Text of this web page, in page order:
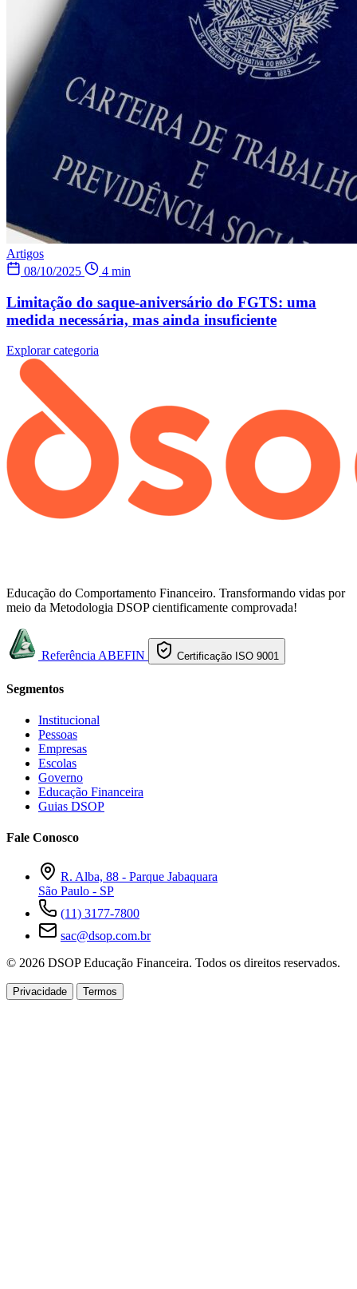
Artigos
08/10/2025
4 min
Limitação do saque-aniversário do FGTS: uma
medida necessária, mas ainda insuficiente
Explorar categoria
Educação do Comportamento Financeiro. Transformando vidas por
meio da Metodologia DSOP cientificamente comprovada!
Referência ABEFIN Certificação ISO 9001
Segmentos
Institucional
Pessoas
Empresas
Escolas
Governo
Educação Financeira
Guias DSOP
Fale Conosco
R. Alba, 88 - Parque Jabaquara
São Paulo - SP
(11) 3177-7800
sac@dsop.com.br
© 2026 DSOP Educação Financeira. Todos os direitos reservados.
Privacidade Termos